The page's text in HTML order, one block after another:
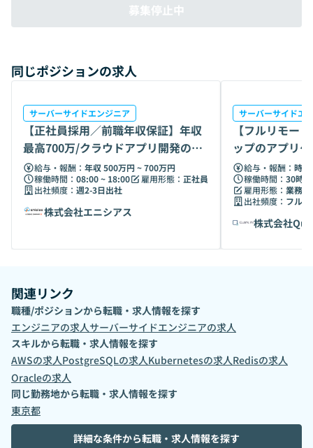
前線で培った知識と情報を提供します。 パーソナライズされ
たキャリアプラン: 個々の経験と目標に合わせた、オーダー
長期的なサポートを約束します。 外部からの評価：
サイトをご覧ください。 https://www.tiglon-
partners.com/about_us/company https://www.tiglon-
partners.com/member
募集停止中
同じポジションの求人
サーバーサイドエンジニア
【正社員採用／前職年収保証】年収
最高700万/クラウドアプリ開発の最
前線へ
給与・報酬： 年収 500万円 ~ 700万円
稼働時間： 08:00 ~ 18:00 雇用形態： 正社員
出社頻度： 週2-3日出社
株式会社エニシアス
サーバーサイドエ
【フルリモー
ップのアプリ
Web ・業務
給与・報酬： 時
稼働時間： 30時
雇用形態： 業務委
出社頻度： フル
株式会社
関連リンク
職種/ポジションから転職・求人情報を探す
エンジニアの求人サーバーサイドエンジニアの求人
スキルから転職・求人情報を探す
AWSの求人PostgreSQLの求人Kubernetesの求人Redisの求人
Oracleの求人
同じ勤務地から転職・求人情報を探す
東京都
詳細な条件から転職・求人情報を探す